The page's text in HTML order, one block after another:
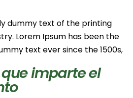
dummy text of the printing
Lorem Ipsum has been the
text ever since the 1500s,
imparte el